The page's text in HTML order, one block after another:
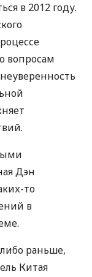
в 2012 году.
вопросам
Дэн
то
в
раньше,
Китая